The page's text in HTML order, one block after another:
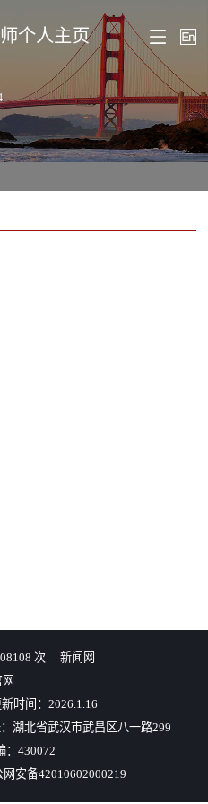
个人主页
次
新闻网
时间： 2026.1.16
湖北省武汉市武昌区八一路299
430072
安备42010602000219